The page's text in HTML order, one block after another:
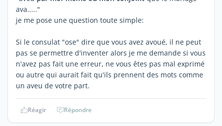
ava....."
je me pose une question toute simple:
Si le consulat "ose" dire que vous avez avoué, il ne peut
pas se permettre d'inventer alors je me demande si vous
n'avez pas fait une erreur, ne vous êtes pas mal exprimé
ou autre qui aurait fait qu'ils prennent des mots comme
un aveu de votre part.
Réagir Répondre